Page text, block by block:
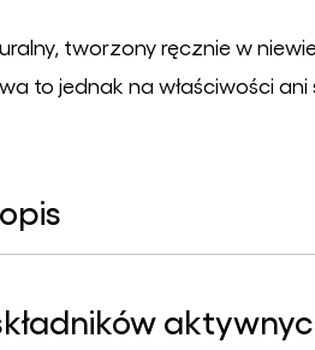
tworzony ręcznie w
to jednak na właściwości